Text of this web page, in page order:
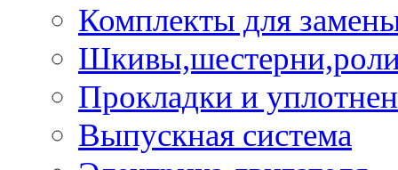
Комплекты для
Прокладки и
Выпускная система